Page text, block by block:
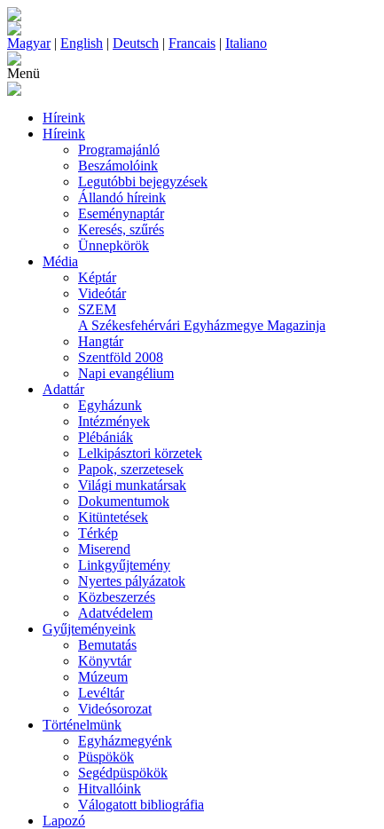
Magyar| English | Deutsch | Francais | Italiano
Menü
Híreink
Híreink
Programajánló
Beszámolóink
Legutóbbi bejegyzések
Állandó híreink
Eseménynaptár
Keresés, szűrés
Ünnepkörök
Média
Képtár
Videótár
SZEM
A Székesfehérvári Egyházmegye Magazinja
Hangtár
Szentföld 2008
Napi evangélium
Adattár
Egyházunk
Intézmények
Plébániák
Lelkipásztori körzetek
Papok, szerzetesek
Világi munkatársak
Dokumentumok
Kitüntetések
Térkép
Miserend
Linkgyűjtemény
Nyertes pályázatok
Közbeszerzés
Adatvédelem
Gyűjteményeink
Bemutatás
Könyvtár
Múzeum
Levéltár
Videósorozat
Történelmünk
Egyházmegyénk
Püspökök
Segédpüspökök
Hitvallóink
Válogatott bibliográfia
Lapozó